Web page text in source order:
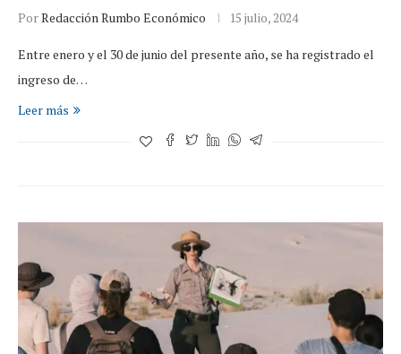
PorRedacción Rumbo Económico 15 julio, 2024
Entre enero y el 30 de junio del presente año, se ha registrado el
ingreso de…
Leer más